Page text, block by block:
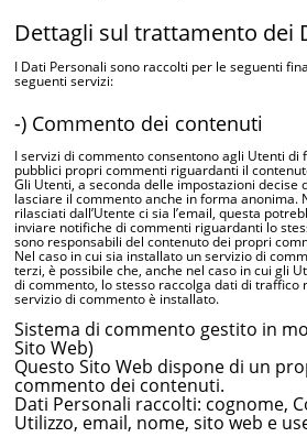
Dettagli sul trattamento dei
I Dati Personali sono raccolti per le seguenti
seguenti servizi:
-) Commento dei contenuti
I servizi di commento consentono agli Utenti
pubblici propri commenti riguardanti il
Gli Utenti, a seconda delle impostazioni decise
lasciare il commento anche in forma anonima.
rilasciati dall’Utente ci sia l’email, questa
inviare notifiche di commenti riguardanti lo
sono responsabili del contenuto dei propri
Nel caso in cui sia installato un servizio di
terzi, è possibile che, anche nel caso in cui gli
di commento, lo stesso raccolga dati di traffico
servizio di commento è installato.
Sistema di commento gestito in
Sito Web)
Questo Sito Web dispone di un
commento dei contenuti.
Dati Personali raccolti: cognome,
Utilizzo, email, nome, sito web e